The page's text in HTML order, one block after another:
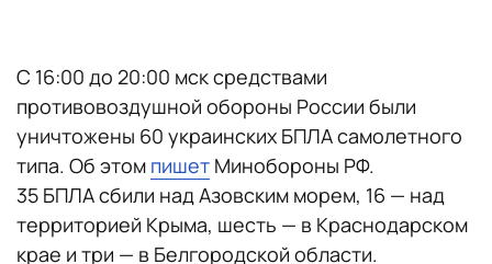
С 16:00 до 20:00 мск средствами
противовоздушной обороны России были
уничтожены 60 украинских БПЛА самолетного
типа. Об этом пишет Минобороны РФ.
35 БПЛА сбили над Азовским морем, 16 — над
территорией Крыма, шесть — в Краснодарском
крае и три — в Белгородской области.